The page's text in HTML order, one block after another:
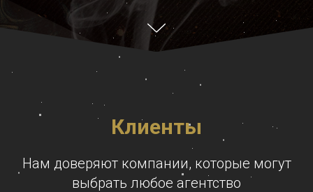
Клиенты
Нам доверяют компании, которые могут
выбрать любое агентство